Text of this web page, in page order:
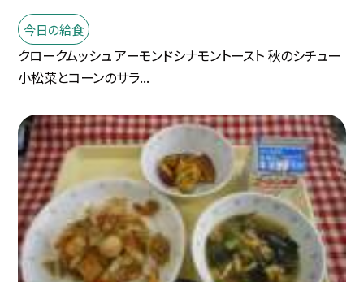
今日の給食
クロークムッシュ アーモンドシナモントースト 秋のシチュー
小松菜とコーンのサラ...